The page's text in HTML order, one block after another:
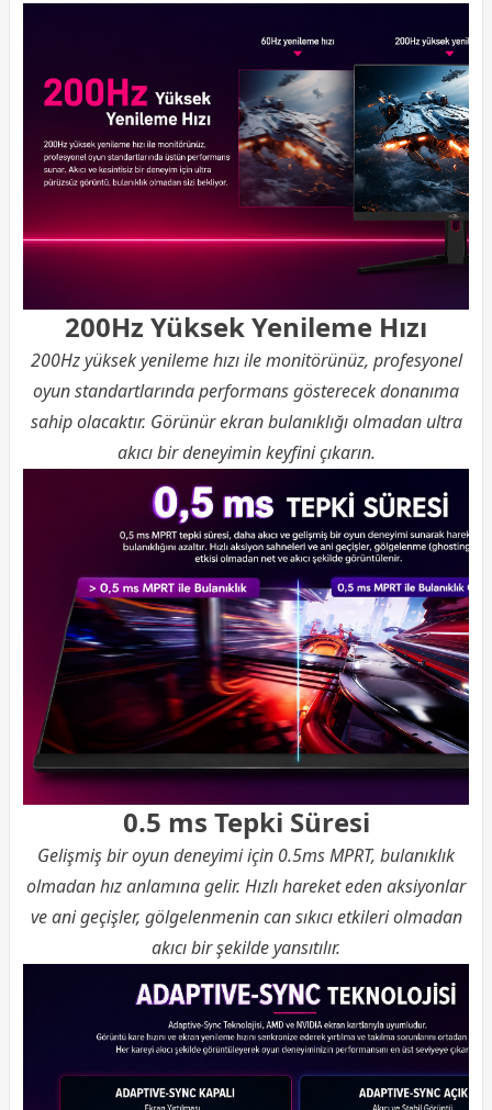
200Hz Yüksek Yenileme Hızı
200Hz yüksek yenileme hızı ile monitörünüz, profesyonel
oyun standartlarında performans gösterecek donanıma
sahip olacaktır. Görünür ekran bulanıklığı olmadan ultra
akıcı bir deneyimin keyfini çıkarın.
0.5 ms Tepki Süresi
Gelişmiş bir oyun deneyimi için 0.5ms MPRT, bulanıklık
olmadan hız anlamına gelir. Hızlı hareket eden aksiyonlar
ve ani geçişler, gölgelenmenin can sıkıcı etkileri olmadan
akıcı bir şekilde yansıtılır.